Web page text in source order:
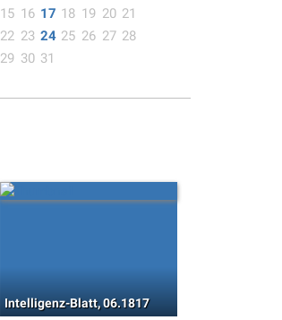
15 16 17 18 19 20 21
22 23 24 25 26 27 28
29 30 31
Intelligenz-Blatt, 06.1817